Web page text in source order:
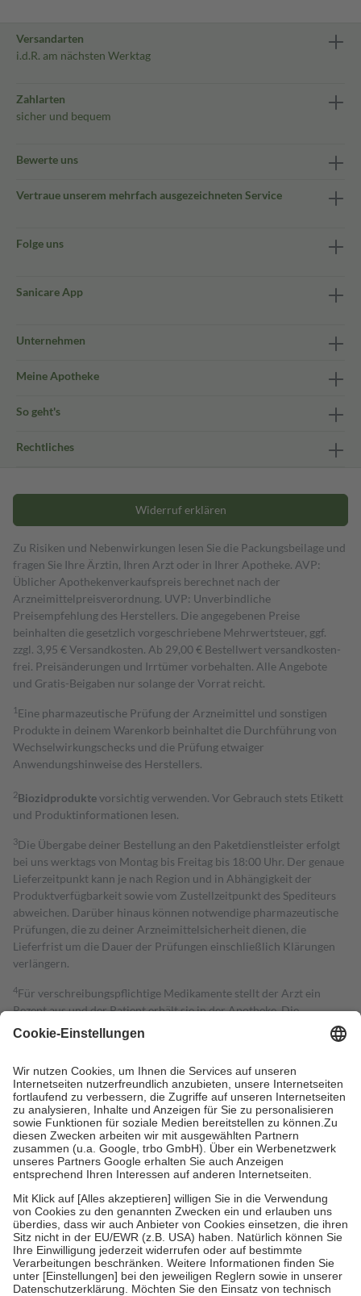
Versandarten
i.d.R. am nächsten Werktag
Zahlarten
sicher und bequem
Bewerte uns
Vertraue unserem mehrfach ausgezeichneten Service
Folge uns
Sanicare App
Unternehmen
Meine Apotheke
So geht's
Rechtliches
Widerruf erklären
Zu Risiken und Nebenwirkungen lesen Sie die Packungsbeilage und
fragen Sie Ihre Ärztin, Ihren Arzt oder in Ihrer Apotheke. AVP:
Üblicher Apothekenverkaufspreis berechnet nach der
Arzneimittelpreisverordnung. UVP: Unverbindliche
Preisempfehlung des Herstellers. Die angegebenen Preise
beinhalten die gesetzlich vorgeschriebene Mehrwertsteuer, ggf.
zzgl. 3,95 € Versandkosten. Ab 29,00 € Bestell­wert versand­kosten­
frei. Preisänderungen und Irrtümer vorbehalten. Alle Angebote
und Gratis-Beigaben nur solange der Vorrat reicht.
1 Eine pharmazeutische Prüfung der Arzneimittel und sonstigen
Produkte in deinem Warenkorb beinhaltet die Durchführung von
Wechselwirkungschecks und die Prüfung etwaiger
Anwendungshinweise des Herstellers.
2Biozidproduktevorsichtig verwenden. Vor Gebrauch stets Etikett
und Produktinformationen lesen.
3Die Übergabe deiner Bestellung an den Paketdienstleister erfolgt
bei uns werktags von Montag bis Freitag bis 18:00 Uhr. Der genaue
Lieferzeitpunkt kann je nach Region und in Abhängigkeit der
Produktverfügbarkeit sowie vom Zustellzeitpunkt des Spediteurs
abweichen. Darüber hinaus können notwendige pharmazeutische
Prüfungen, die zu deiner Arzneimittelsicherheit dienen, die
Lieferfrist um die Dauer der Prüfungen einschließlich Klärungen
verlängern.
4Für verschreibungspflichtige Medikamente stellt der Arzt ein
Rezept aus und der Patient erhält sie in der Apotheke. Die
gesetzliche Krankenversicherung übernimmt in der Regel die
Kosten dafür, der Versicherte trägt einen Teil davon als Zuzahlung
Grundsätzlich leisten Mitglieder Zuzahlungen in Höhe von zehn
Prozent des Abgabepreises,mindestens jedochfünf Euround
höchstens zehn Euro.Es sind jedoch nie mehr als die tatsächlichen
Kosten der Leistung zu entrichten.
Diese Regeln gelten grundsätzlich auch für Online-Apotheken.
Bei Heilmitteln und häuslicher Krankenpflege beträgt die
Zuzahlung zehn Prozent der Kosten sowie zehn Euro je
Verordnung.
Um das Engagement der Versicherten für ihre eigene Gesundheit zu
stärken und die besondere Stellung der Familie zu unterstützen,
fallenkeine Zuzahlungenan bei:
• Kindern und Jugendlichen bis zum vollendeten 18. Lebensjahr
mit Ausnahme der Fahrkosten